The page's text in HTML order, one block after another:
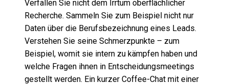
Verfallen Sie nicht dem Irrtum oberflächlicher
Recherche. Sammeln Sie zum Beispiel nicht nur
Daten über die Berufsbezeichnung eines Leads.
Verstehen Sie seine Schmerzpunkte – zum
Beispiel, womit sie intern zu kämpfen haben und
welche Fragen ihnen in Entscheidungsmeetings
gestellt werden. Ein kurzer Coffee-Chat mit einer